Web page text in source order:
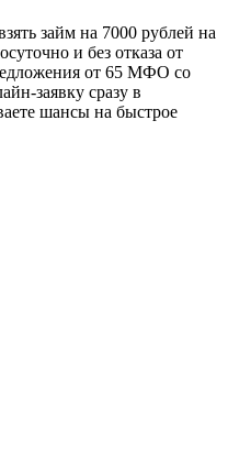
займ на 7000 рублей на
и без отказа от
от 65 МФО со
заявку сразу в
шансы на быстрое